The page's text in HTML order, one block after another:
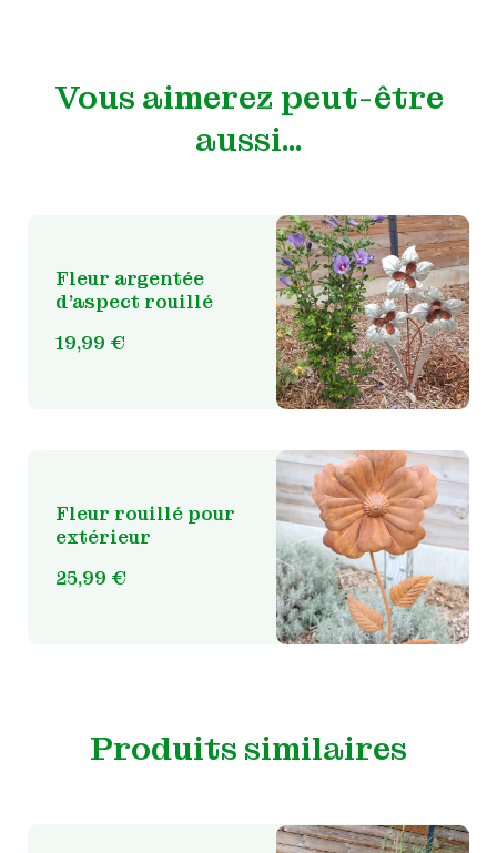
Vous aimerez peut-être
aussi…
Fleur argentée
d’aspect rouillé
19,99 €
Fleur rouillé pour
extérieur
25,99 €
Produits similaires